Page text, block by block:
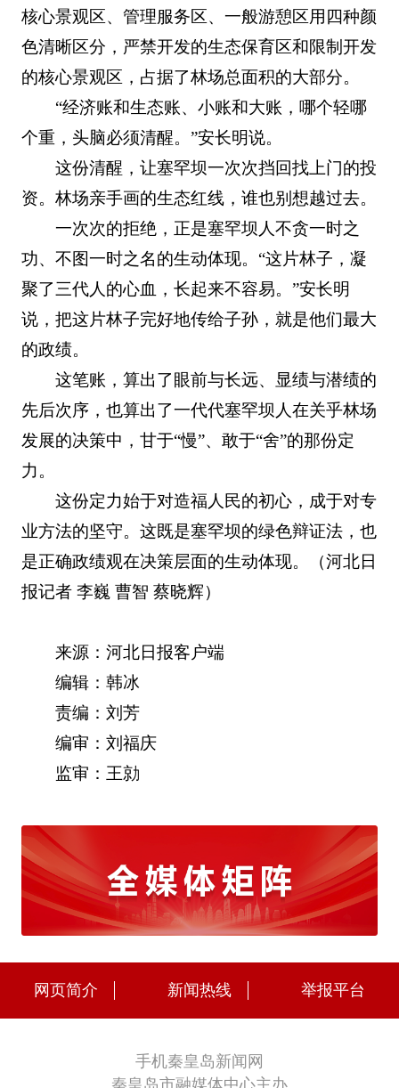
核心景观区、管理服务区、一般游憩区用四种颜
色清晰区分，严禁开发的生态保育区和限制开发
的核心景观区，占据了林场总面积的大部分。
“经济账和生态账、小账和大账，哪个轻哪
个重，头脑必须清醒。”安长明说。
这份清醒，让塞罕坝一次次挡回找上门的投
资。林场亲手画的生态红线，谁也别想越过去。
一次次的拒绝，正是塞罕坝人不贪一时之
功、不图一时之名的生动体现。“这片林子，凝
聚了三代人的心血，长起来不容易。”安长明
说，把这片林子完好地传给子孙，就是他们最大
的政绩。
这笔账，算出了眼前与长远、显绩与潜绩的
先后次序，也算出了一代代塞罕坝人在关乎林场
发展的决策中，甘于“慢”、敢于“舍”的那份定
力。
这份定力始于对造福人民的初心，成于对专
业方法的坚守。这既是塞罕坝的绿色辩证法，也
是正确政绩观在决策层面的生动体现。（河北日
报记者 李巍 曹智 蔡晓辉）
来源：河北日报客户端
编辑：韩冰
责编：刘芳
编审：刘福庆
监审：王勍
网页简介 新闻热线 举报平台
手机秦皇岛新闻网